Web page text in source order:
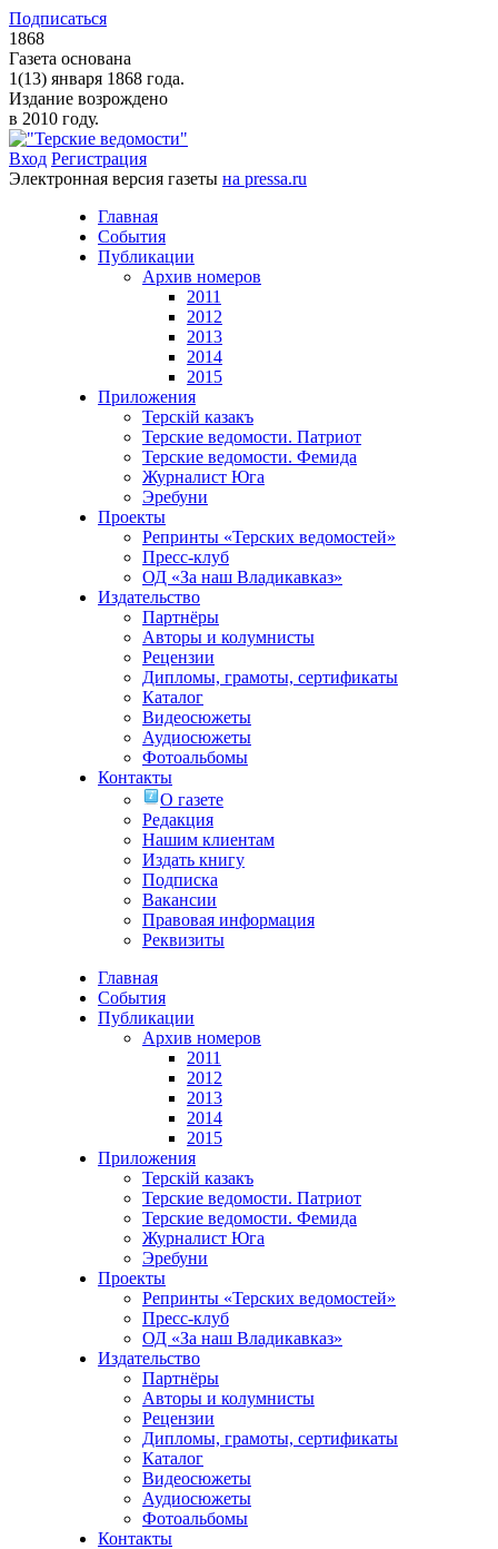
Подписаться
1868
Газета основана
1(13) января 1868 года.
Издание возрождено
в 2010 году.
Вход Регистрация
Электронная версия газеты на pressa.ru
Главная
События
Публикации
Архив номеров
2011
2012
2013
2014
2015
Приложения
Терскiй казакъ
Терские ведомости. Патриот
Терские ведомости. Фемида
Журналист Юга
Эребуни
Проекты
Репринты «Терских ведомостей»
Пресс-клуб
ОД «За наш Владикавказ»
Издательство
Партнёры
Авторы и колумнисты
Рецензии
Дипломы, грамоты, сертификаты
Каталог
Видеосюжеты
Аудиосюжеты
Фотоальбомы
Контакты
О газете
Редакция
Нашим клиентам
Издать книгу
Подписка
Вакансии
Правовая информация
Реквизиты
Главная
События
Публикации
Архив номеров
2011
2012
2013
2014
2015
Приложения
Терскiй казакъ
Терские ведомости. Патриот
Терские ведомости. Фемида
Журналист Юга
Эребуни
Проекты
Репринты «Терских ведомостей»
Пресс-клуб
ОД «За наш Владикавказ»
Издательство
Партнёры
Авторы и колумнисты
Рецензии
Дипломы, грамоты, сертификаты
Каталог
Видеосюжеты
Аудиосюжеты
Фотоальбомы
Контакты